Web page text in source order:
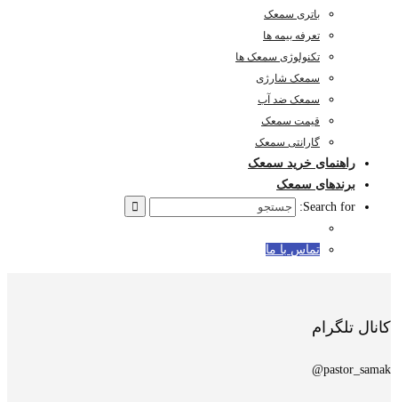
باتری سمعک
تعرفه بیمه ها
تکنولوژی سمعک ها
سمعک شارژی
سمعک ضد آب
قیمت سمعک
گارانتی سمعک
راهنمای خرید سمعک
برندهای سمعک
Search for:
تماس با ما
کانال تلگرام
pastor_samak@